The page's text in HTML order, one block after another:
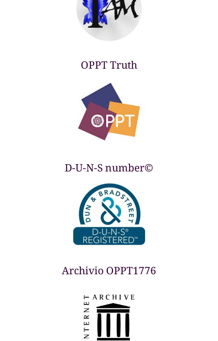
OPPT Truth
D-U-N-S number©
Archivio OPPT1776